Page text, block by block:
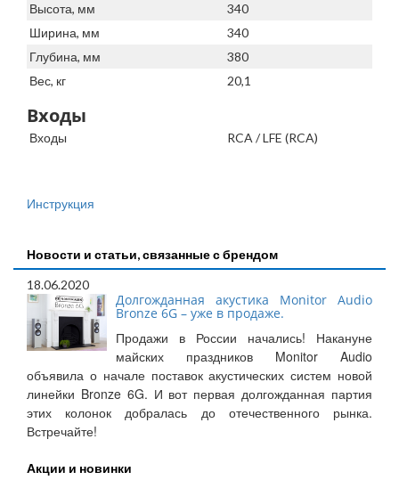
Высота, мм
340
Ширина, мм
340
Глубина, мм
380
Вес, кг
20,1
Входы
Входы RCA / LFE (RCA)
Инструкция
Новости и статьи, связанные с брендом
18.06.2020
Долгожданная акустика Monitor Audio
Bronze 6G – уже в продаже.
Продажи в России начались! Накануне
майских праздников Monitor Audio
объявила о начале поставок акустических систем новой
линейки Bronze 6G. И вот первая долгожданная партия
этих колонок добралась до отечественного рынка.
Встречайте!
Акции и новинки